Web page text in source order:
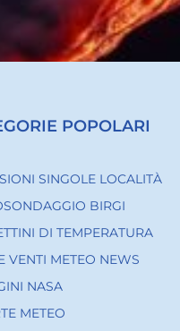
POPOLARI
SINGOLE LOCALITÀ
BIRGI
DI TEMPERATURA
VENTI METEO NEWS
NASA
METEO